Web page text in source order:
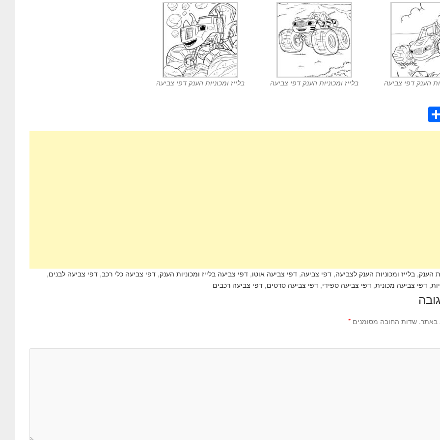
הענק דפי צביעה בלייז ומכוניות הענק דפי צביעה בלייז ומכוניות הענק דפי צביעה
S
h
הענק, בלייז ומכוניות הענק לצביעה, דפי צביעה, דפי צביעה אוטו, דפי צביעה בלייז ומכוניות הענק, דפי צביעה כלי רכב, דפי צביעה לבנים,
, דפי צביעה מכונית, דפי צביעה ספידי, דפי צביעה סרטים, דפי צביעה רכבים
באתר. שדות החובה מסומנים *